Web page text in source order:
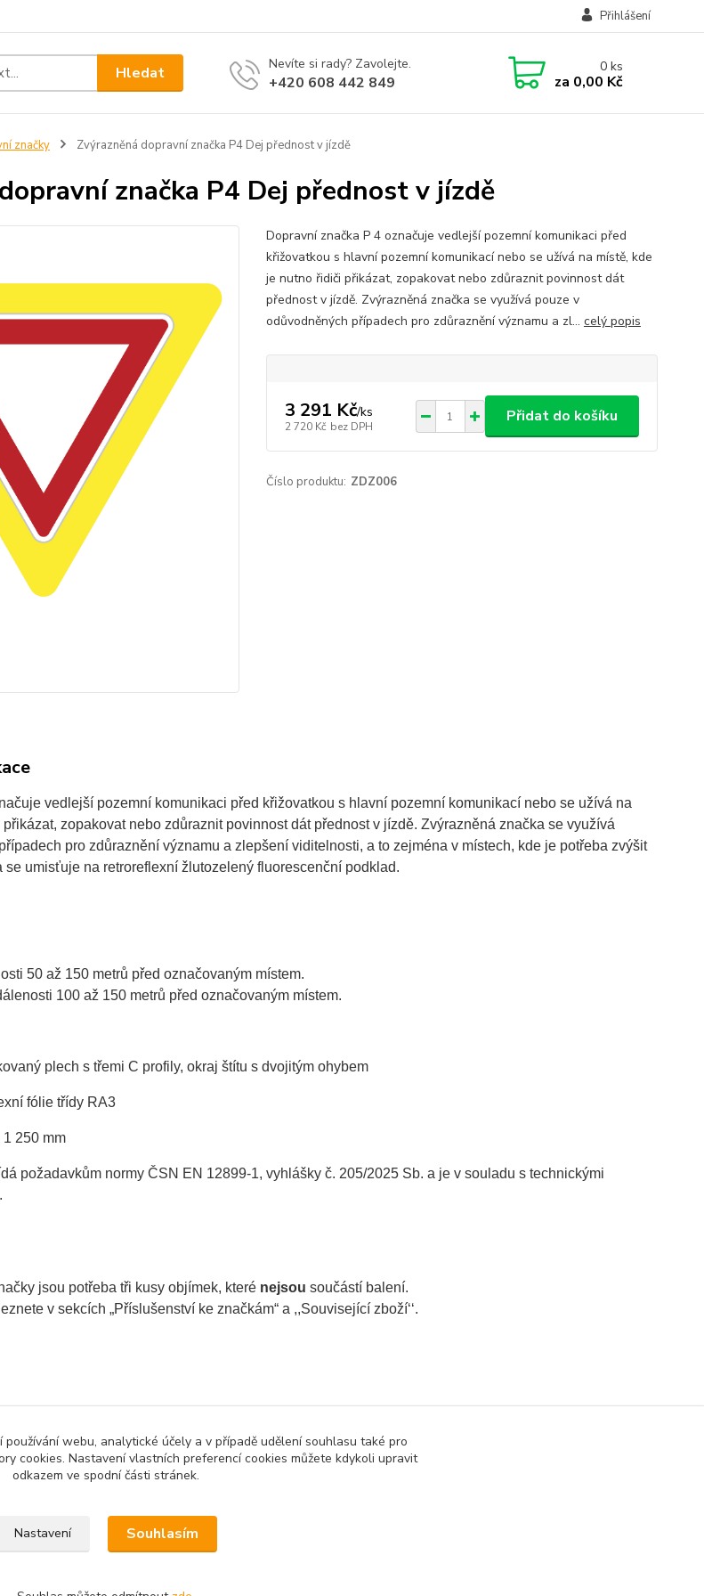
Přihlášení
Hledat Nevíte si rady? Zavolejte.
+420 608 442 849
0ks
za 0,00 Kč
značky Zvýrazněná dopravní značka P4 Dej přednost v jízdě
značka P4 Dej přednost v jízdě
Dopravní značka P 4 označuje vedlejší pozemní komunikaci před
křižovatkou s hlavní pozemní komunikací nebo se užívá na místě, kde
je nutno řidiči přikázat, zopakovat nebo zdůraznit povinnost dát
přednost v jízdě. Zvýrazněná značka se využívá pouze v
odůvodněných případech pro zdůraznění významu a zl... celý popis
3 291 Kč/ks
2 720 Kč bez DPH
Přidat do košíku
Číslo produktu: ZDZ006
vedlejší pozemní komunikaci před křižovatkou s hlavní pozemní komunikací nebo se užívá na
zopakovat nebo zdůraznit povinnost dát přednost v jízdě. Zvýrazněná značka se využívá
pro zdůraznění významu a zlepšení viditelnosti, a to zejména v místech, kde je potřeba zvýšit
se umisťuje na retroreflexní žlutozelený fluorescenční podklad.
50 až 150 metrů před označovaným místem.
100 až 150 metrů před označovaným místem.
plech s třemi C profily, okraj štítu s dvojitým ohybem
fólie třídy RA3
250 mm
požadavkům normy ČSN EN 12899-1, vyhlášky č. 205/2025 Sb. a je v souladu s technickými
jsou potřeba tři kusy objímek, které nejsou součástí balení.
v sekcích „Příslušenství ke značkám“ a ,,Související zboží‘‘.
používání webu, analytické účely a v případě udělení souhlasu také pro
cookies. Nastavení vlastních preferencí cookies můžete kdykoli upravit
odkazem ve spodní části stránek.
Nastavení Souhlasím